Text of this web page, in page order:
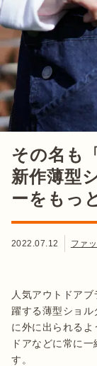
その名も
新作薄型
ーをもっ
2022.07.12 ファ
人気アウトドア
躍する薄型ショ
に外に出られる
ドアなどに常に
す。